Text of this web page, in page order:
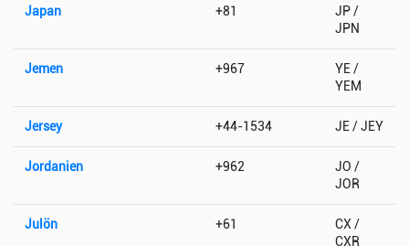
Japan +81
JP /
JPN
Jemen +967
YE /
YEM
Jersey +44-1534 JE / JEY
Jordanien +962
JO /
JOR
Julön +61
CX /
CXR